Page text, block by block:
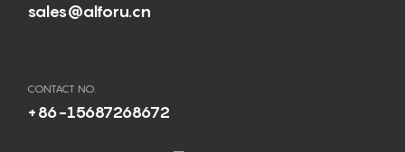
sales@alforu.cn
CONTACT NO.
+86-15687268672